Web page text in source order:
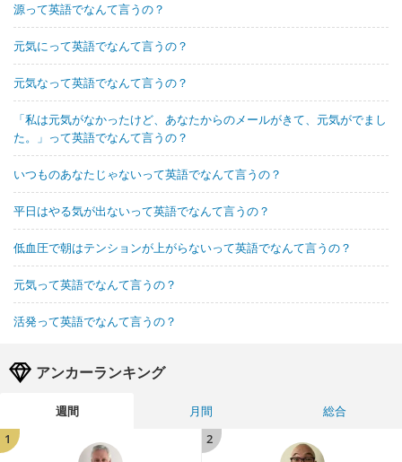
源って英語でなんて言うの？
元気にって英語でなんて言うの？
元気なって英語でなんて言うの？
「私は元気がなかったけど、あなたからのメールがきて、元気がでまし
た。」って英語でなんて言うの？
いつものあなたじゃないって英語でなんて言うの？
平日はやる気が出ないって英語でなんて言うの？
低血圧で朝はテンションが上がらないって英語でなんて言うの？
元気って英語でなんて言うの？
活発って英語でなんて言うの？
アンカーランキング
週間 月間
総合
1
2